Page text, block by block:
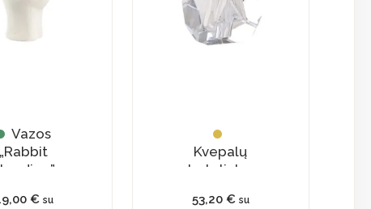
Vazos
„Rabbit
standing”
€ su
Kvepalų
buteliukas
natūraliu
53,20 € su